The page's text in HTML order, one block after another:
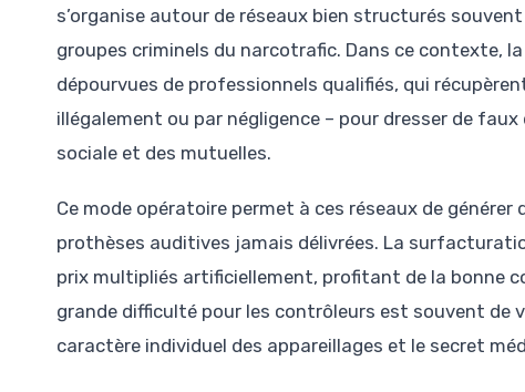
s’organise autour de réseaux bien structurés
groupes criminels du narcotrafic. Dans ce contexte,
dépourvues de professionnels qualifiés, qui
illégalement ou par négligence – pour dresser de
sociale et des mutuelles.
Ce mode opératoire permet à ces réseaux de
prothèses auditives jamais délivrées. La
prix multipliés artificiellement, profitant de la bonne
grande difficulté pour les contrôleurs est souvent de
caractère individuel des appareillages et le secret